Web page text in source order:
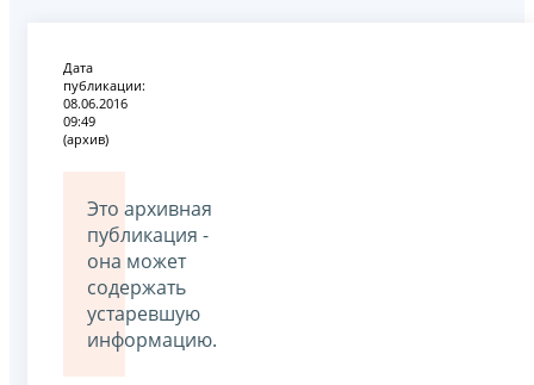
Дата
публикации:
08.06.2016
09:49
(архив)
Это архивная
публикация -
она может
содержать
устаревшую
информацию.